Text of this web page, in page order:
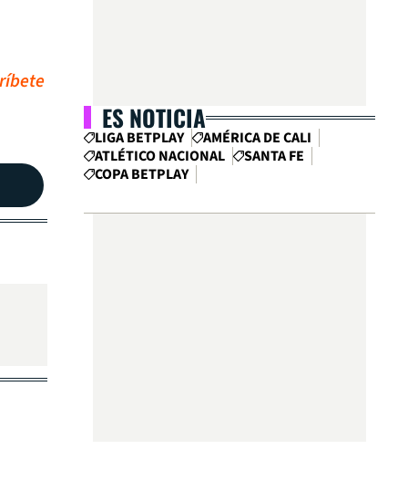
ES NOTICIA
LIGA BETPLAY
AMÉRICA DE CALI
ATLÉTICO NACIONAL
SANTA FE
COPA BETPLAY